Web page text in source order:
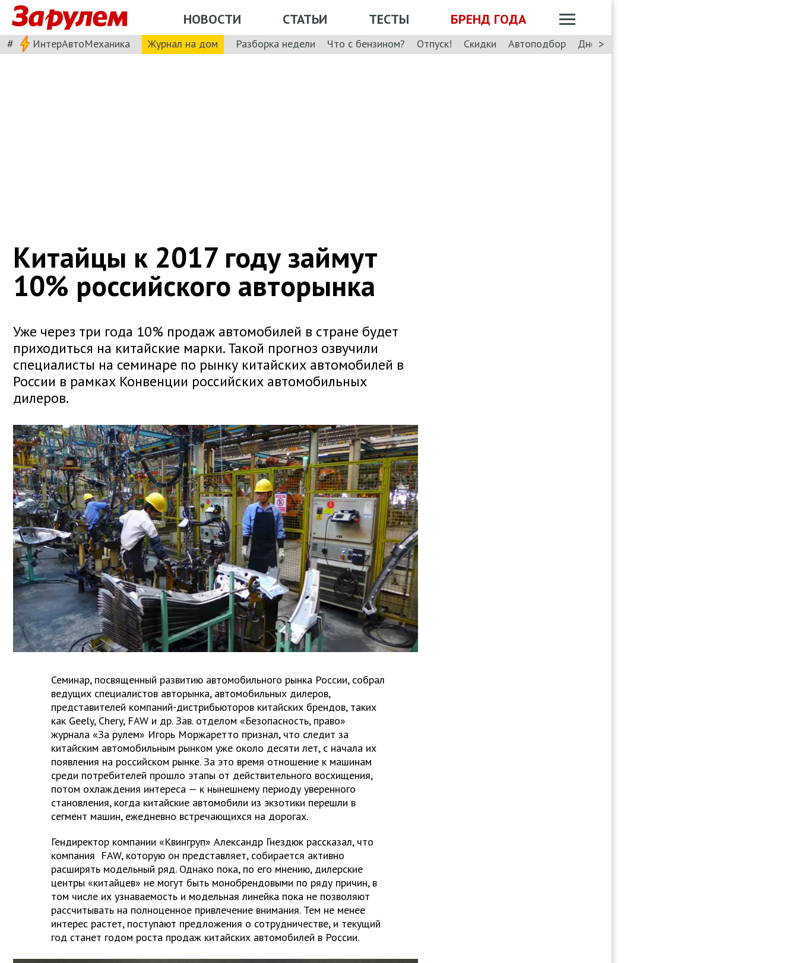
НОВОСТИ СТАТЬИ ТЕСТЫ БРЕНД ГОДА
# ИнтерАвтоМеханика Журнал на дом Разборка недели Что с бензином? Отпуск! Скидки Автоподбор Дневник: Лада Искра
>
Китайцы к 2017 году займут
10% российского авторынка
Уже через три года 10% продаж автомобилей в стране будет
приходиться на китайские марки. Такой прогноз озвучили
специалисты на семинаре по рынку китайских автомобилей в
России в рамках Конвенции российских автомобильных
дилеров.
Семинар, посвященный развитию автомобильного рынка России, собрал
ведущих специалистов авторынка, автомобильных дилеров,
представителей компаний-дистрибьюторов китайских брендов, таких
как Geely, Chery, FAW и др. Зав. отделом «Безопасность, право»
журнала «За рулем» Игорь Моржаретто признал, что следит за
китайским автомобильным рынком уже около десяти лет, с начала их
появления на российском рынке. За это время отношение к машинам
среди потребителей прошло этапы от действительного восхищения,
потом охлаждения интереса — к нынешнему периоду уверенного
становления, когда китайские автомобили из экзотики перешли в
сегмент машин, ежедневно встречающихся на дорогах.
Гендиректор компании «Квингруп» Александр Гнездюк рассказал, что
компания FAW, которую он представляет, собирается активно
расширять модельный ряд. Однако пока, по его мнению, дилерские
центры «китайцев» не могут быть монобрендовыми по ряду причин, в
том числе их узнаваемость и модельная линейка пока не позволяют
рассчитывать на полноценное привлечение внимания. Тем не менее
интерес растет, поступают предложения о сотрудничестве, и текущий
год станет годом роста продаж китайских автомобилей в России.